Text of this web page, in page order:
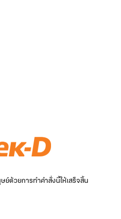
ด้วยการทำคำสั่งนี้ให้เสร็จสิ้น